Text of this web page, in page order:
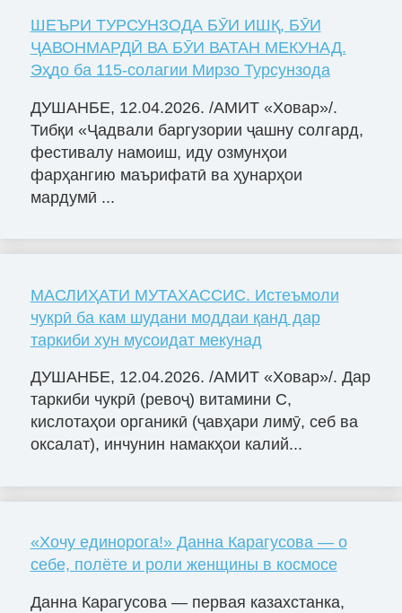
ШЕЪРИ ТУРСУНЗОДА БӮИ ИШҚ, БӮИ
ҶАВОНМАРДӢ ВА БӮИ ВАТАН МЕКУНАД.
Эҳдо ба 115-солагии Мирзо Турсунзода
ДУШАНБЕ, 12.04.2026. /АМИТ «Ховар»/.
Тибқи «Ҷадвали баргузории ҷашну солгард,
фестивалу намоиш, иду озмунҳои
фарҳангию маърифатӣ ва ҳунарҳои
мардумӣ ...
МАСЛИҲАТИ МУТАХАССИС. Истеъмоли
чукрӣ ба кам шудани моддаи қанд дар
таркиби хун мусоидат мекунад
ДУШАНБЕ, 12.04.2026. /АМИТ «Ховар»/. Дар
таркиби чукрӣ (ревоҷ) витамини С,
кислотаҳои органикӣ (ҷавҳари лимӯ, себ ва
оксалат), инчунин намакҳои калий...
«Хочу единорога!» Данна Карагусова — о
себе, полёте и роли женщины в космосе
Данна Карагусова — первая казахстанка,